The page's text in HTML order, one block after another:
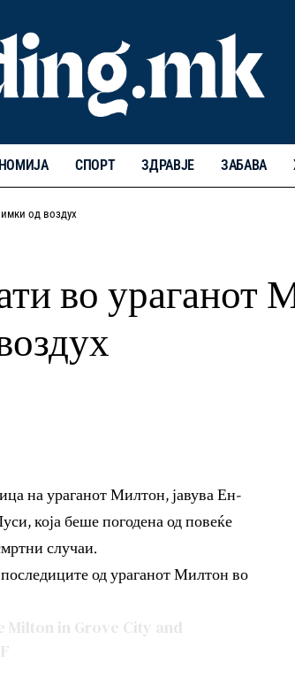
СПОРТ ЗДРАВЈЕ ЗАБАВА
од воздух
во ураганот
на ураганот Милтон, јавува Ен-
која беше погодена од повеќе
случаи.
од ураганот Милтон во
in Grove City and